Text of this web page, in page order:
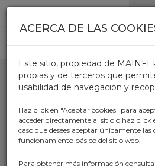
Pasar al contenido principal
ADHESIVOS
Inicio
Productos
DROGUERIA
ACERCA DE LAS
Este sitio, propiedad de
propias y de terceros que
usabilidad de navegación y
Haz click en "Aceptar cookies" para
acceder directamente al sitio o haz click
caso que desees aceptar únicamente las
funcionamiento básico del sitio web.
Para obtener más información